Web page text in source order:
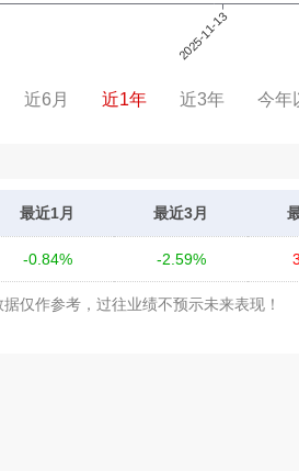
近6月 近1年 近3年 今年
最近1月 最近3月
-0.84% -2.59%
仅作参考，过往业绩不预示未来表现！